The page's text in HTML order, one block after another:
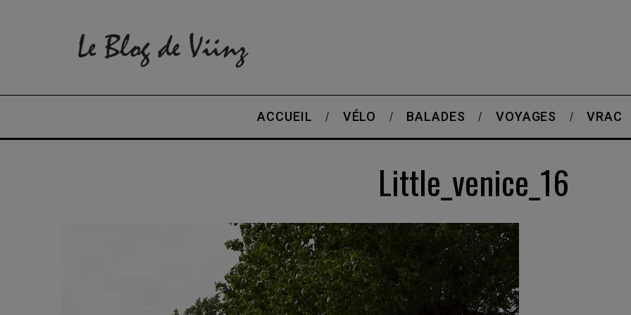
ACCUEIL VÉLO BALADES VOYAGES VRAC
Little_venice_16